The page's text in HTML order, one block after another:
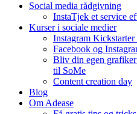
Social media rådgivning
InstaTjek et service
Kurser i sociale medier
Instagram Kickstarter
Facebook og
Bliv din egen
til SoMe
Content creation day
Blog
Om Adease